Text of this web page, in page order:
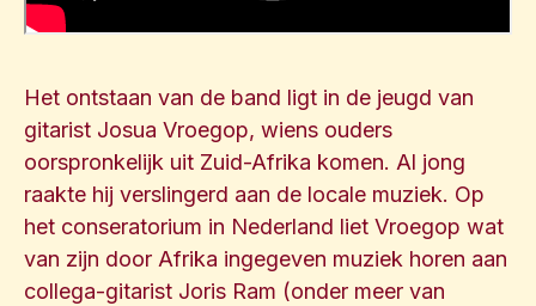
Het ontstaan van de band ligt in de jeugd van
gitarist Josua Vroegop, wiens ouders
oorspronkelijk uit Zuid-Afrika komen. Al jong
raakte hij verslingerd aan de locale muziek. Op
het conseratorium in Nederland liet Vroegop wat
van zijn door Afrika ingegeven muziek horen aan
collega-gitarist Joris Ram (onder meer van